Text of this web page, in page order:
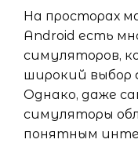
На просторах
Android есть
симуляторов,
широкий выбор
Однако, даже
симуляторы
понятным